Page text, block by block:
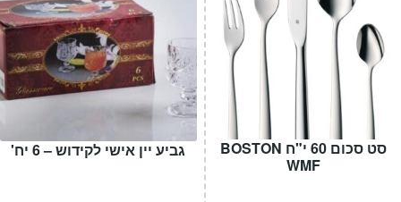
גביע יין אישי לקידוש – 6 יח'
סט סכום 60 י"ח BOSTON
WMF